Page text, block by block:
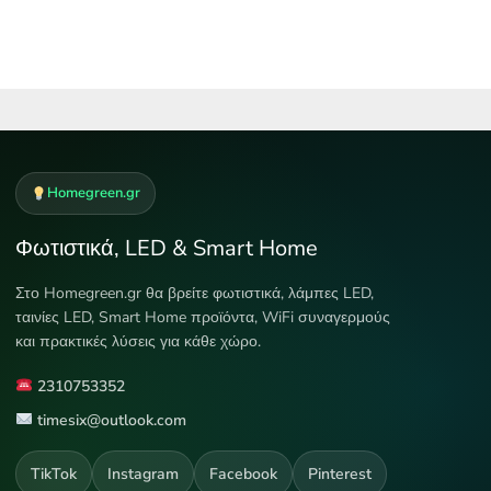
Homegreen.gr
Φωτιστικά, LED & Smart Home
Στο Homegreen.gr θα βρείτε φωτιστικά, λάμπες LED,
ταινίες LED, Smart Home προϊόντα, WiFi συναγερμούς
και πρακτικές λύσεις για κάθε χώρο.
2310753352
timesix@outlook.com
TikTok Instagram Facebook Pinterest